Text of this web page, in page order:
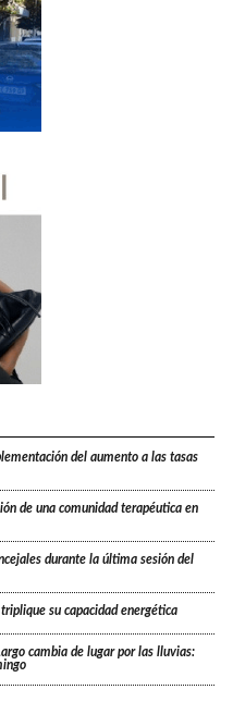
del aumento a las tasas
de una comunidad terapéutica en
durante la última sesión del
su capacidad energética
cambia de lugar por las lluvias: